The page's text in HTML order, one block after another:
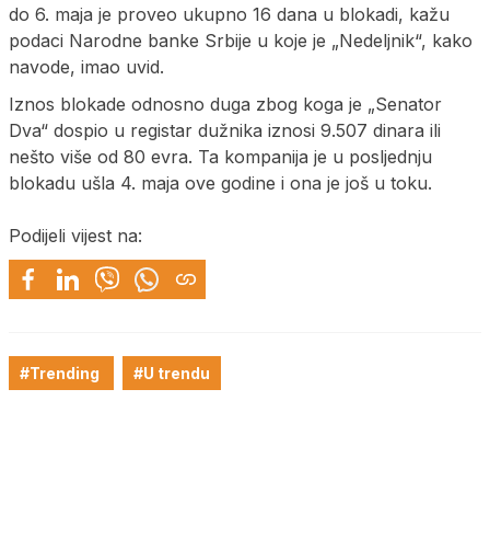
do 6. maja je proveo ukupno 16 dana u blokadi, kažu
podaci Narodne banke Srbije u koje je „Nedeljnik“, kako
navode, imao uvid.
Iznos blokade odnosno duga zbog koga je „Senator
Dva“ dospio u registar dužnika iznosi 9.507 dinara ili
nešto više od 80 evra. Ta kompanija je u posljednju
blokadu ušla 4. maja ove godine i ona je još u toku.
Podijeli vijest na:
#Trending #U trendu